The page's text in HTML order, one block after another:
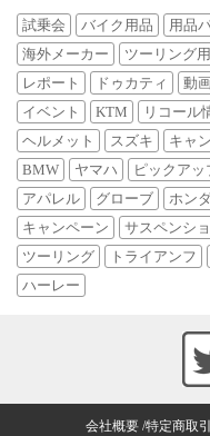
試乗会 バイク用品 用品
海外メーカー
ツーリング
レポート
ドゥカティ 動
イベント
KTM リコール
ヘルメット
スズキ キャ
BMW
ヤマハ ピックアッ
アパレル
グローブ ホン
キャンペーン
サスペンシ
ツーリング
トライアンフ
ハーレー
会社概要 特定商取